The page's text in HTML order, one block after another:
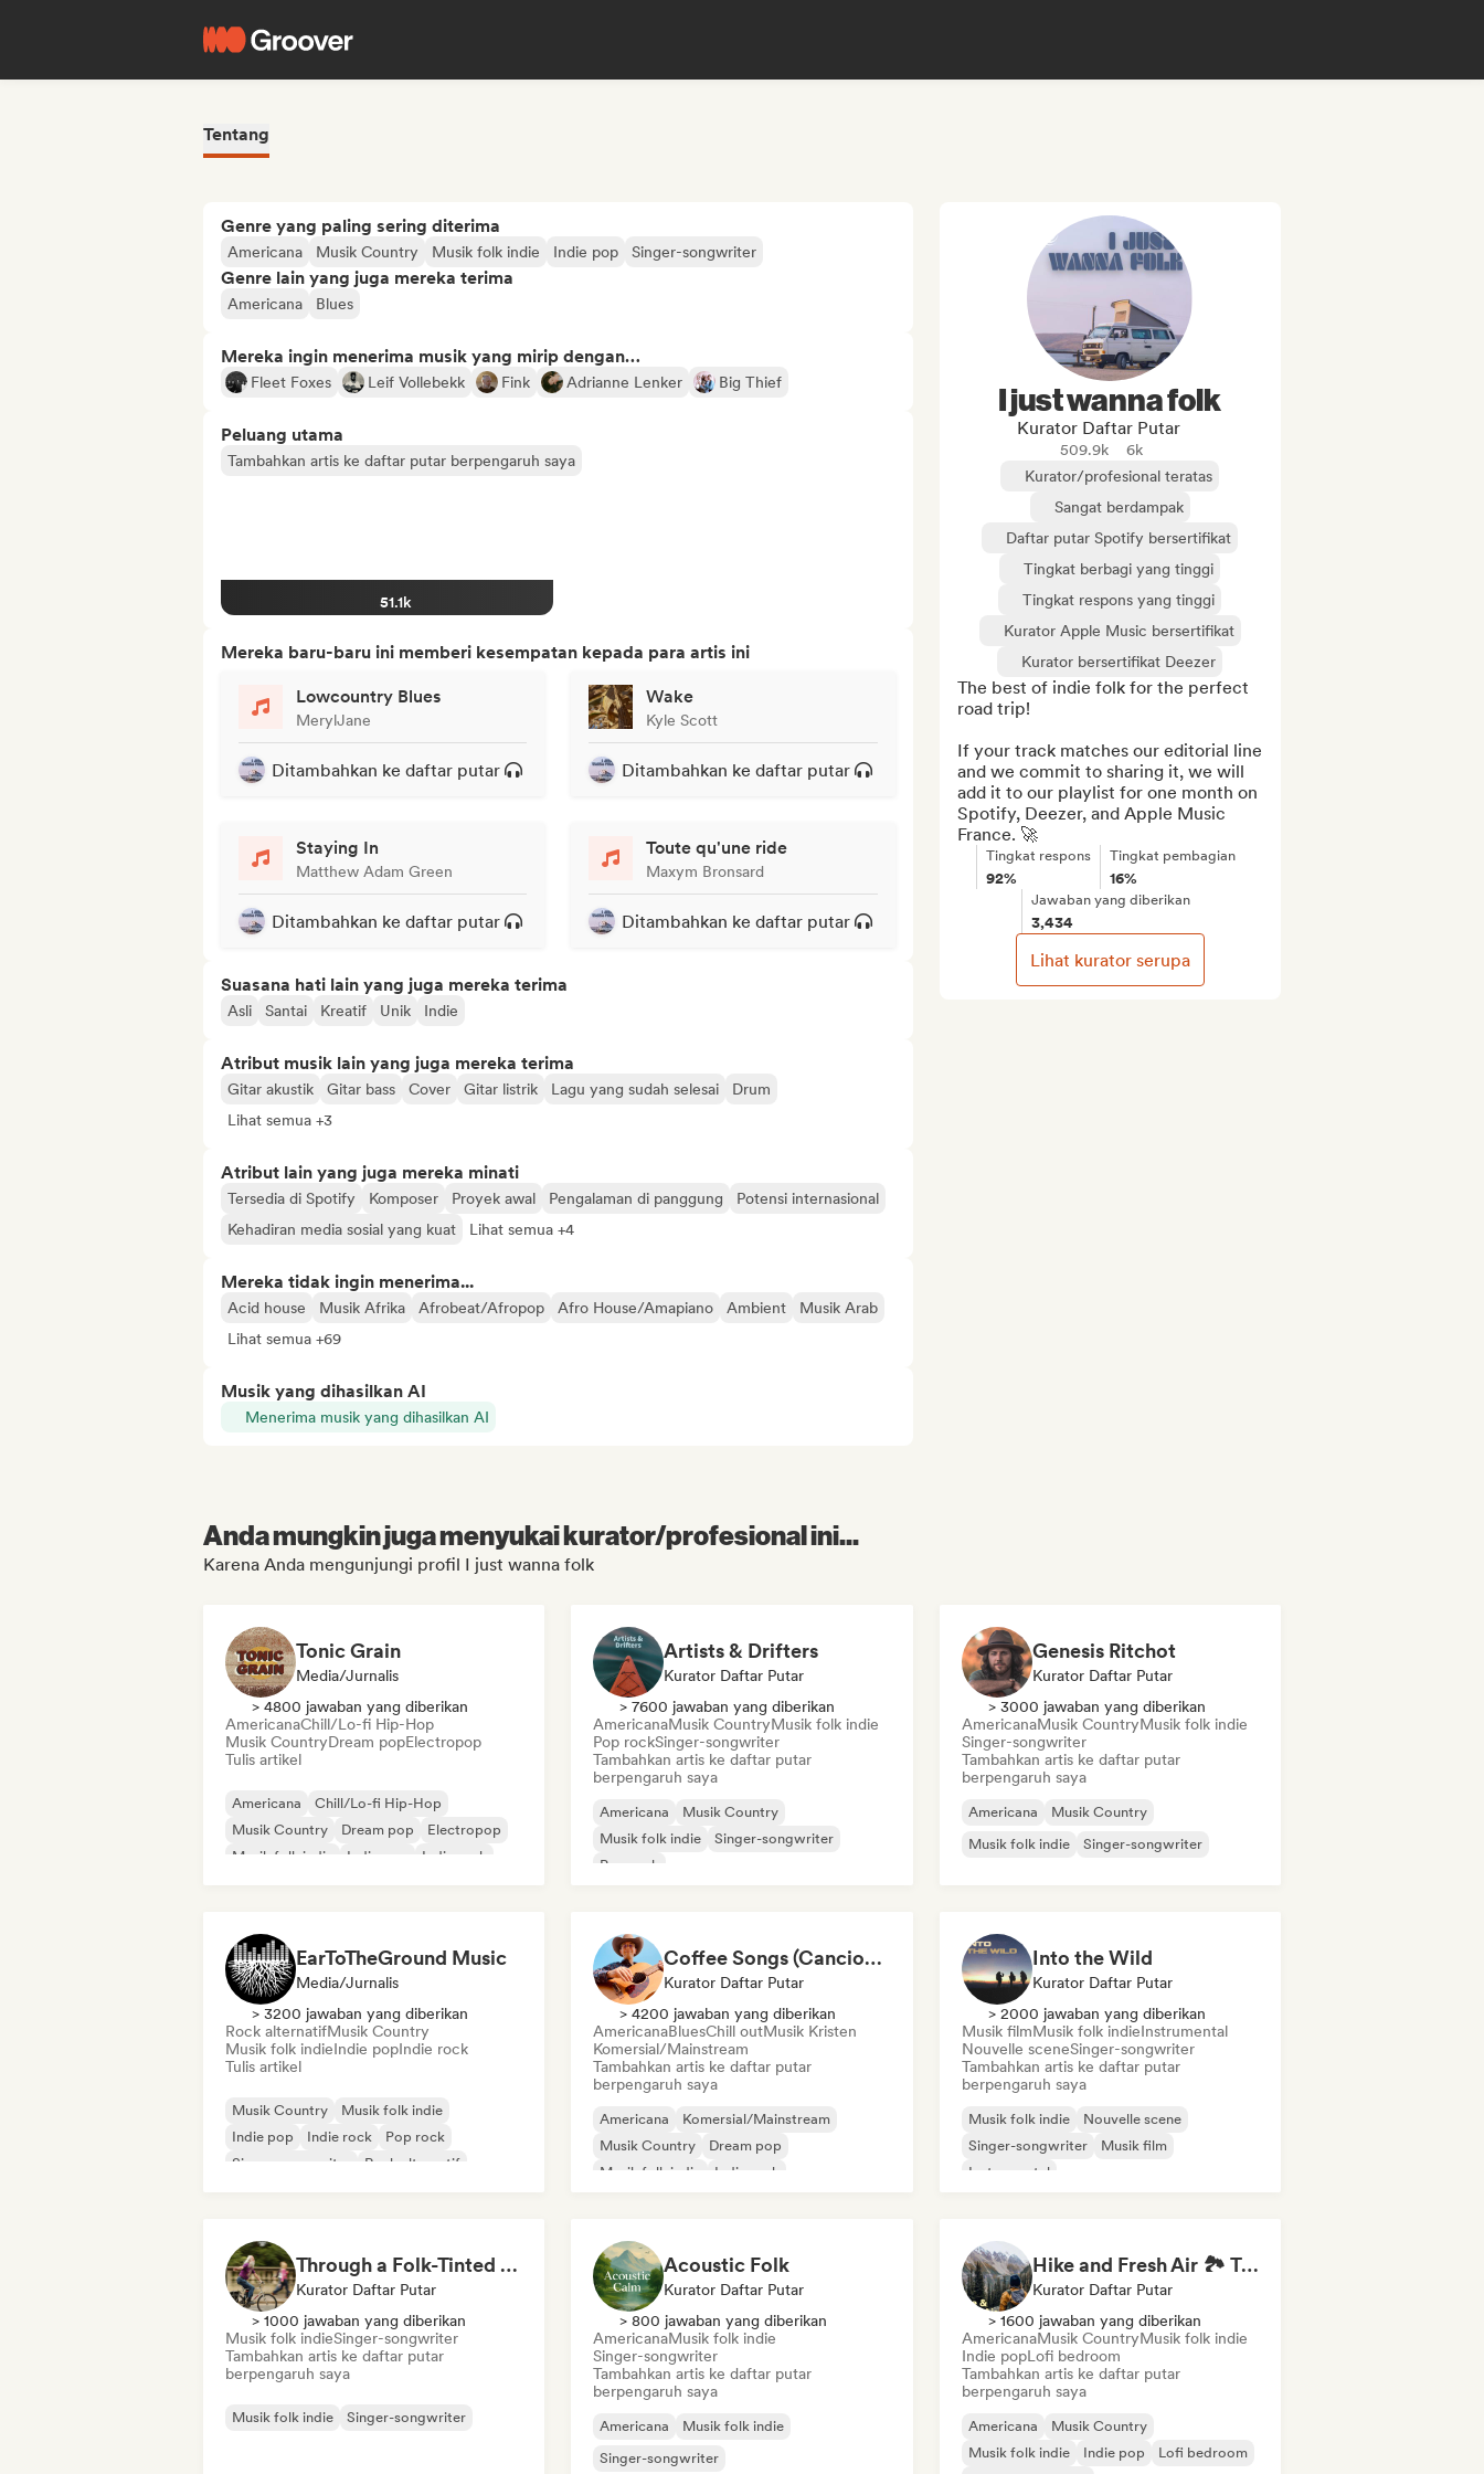
Tentang
Genre yang paling sering diterima
Americana Musik Country Musik folk indie Indie pop Singer-songwriter
Genre lain yang juga mereka terima
Americana Blues
Mereka ingin menerima musik yang mirip dengan…
Fleet Foxes Leif Vollebekk Fink Adrianne Lenker Big Thief
Peluang utama
Tambahkan artis ke daftar putar berpengaruh saya
51.1k
Mereka baru-baru ini memberi kesempatan kepada para artis ini
Lowcountry Blues
MerylJane
Ditambahkan ke daftar putar
Wake
Kyle Scott
Ditambahkan ke daftar putar
Staying In
Matthew Adam Green
Ditambahkan ke daftar putar
Toute qu'une ride
Maxym Bronsard
Ditambahkan ke daftar putar
Suasana hati lain yang juga mereka terima
Asli Santai Kreatif Unik Indie
Atribut musik lain yang juga mereka terima
Gitar akustik Gitar bass Cover Gitar listrik Lagu yang sudah selesai
Drum
Lihat semua +3
Atribut lain yang juga mereka minati
Tersedia di Spotify Komposer Proyek awal Pengalaman di panggung
Potensi internasional
Kehadiran media sosial yang kuat
Lihat semua +4
Mereka tidak ingin menerima...
Acid house Musik Afrika Afrobeat/Afropop Afro House/Amapiano Ambient
Musik Arab
Lihat semua +69
Musik yang dihasilkan AI
Menerima musik yang dihasilkan AI
I just wanna folk
Kurator Daftar Putar
509.9k
6k
Kurator/profesional teratas
Sangat berdampak
Daftar putar Spotify bersertifikat
Tingkat berbagi yang tinggi
Tingkat respons yang tinggi
Kurator Apple Music bersertifikat
Kurator bersertifikat Deezer
The best of indie folk for the perfect
road trip!
If your track matches our editorial line
and we commit to sharing it, we will
add it to our playlist for one month on
Spotify, Deezer, and Apple Music
France. 🚀
Tingkat respons
92%
Tingkat pembagian
16%
Jawaban yang diberikan
3,434
Lihat kurator serupa
Anda mungkin juga menyukai kurator/profesional ini...
Karena Anda mengunjungi profil I just wanna folk
Tonic Grain
Media/Jurnalis
> 4800 jawaban yang diberikan
AmericanaChill/Lo-fi Hip-Hop
Musik CountryDream popElectropop
Tulis artikel
Americana
Chill/Lo-fi Hip-Hop
Musik Country
Dream pop
Electropop
Musik folk indie
Indie pop Indie rock
Artists & Drifters
Kurator Daftar Putar
> 7600 jawaban yang diberikan
AmericanaMusik CountryMusik folk indie
Pop rockSinger-songwriter
Tambahkan artis ke daftar putar
berpengaruh saya
Americana
Musik Country
Musik folk indie
Singer-songwriter
Pop rock
Genesis Ritchot
Kurator Daftar Putar
> 3000 jawaban yang diberikan
AmericanaMusik CountryMusik folk indie
Singer-songwriter
Tambahkan artis ke daftar putar
berpengaruh saya
Americana
Musik Country
Musik folk indie
Singer-songwriter
EarToTheGround Music
Media/Jurnalis
> 3200 jawaban yang diberikan
Rock alternatifMusik Country
Musik folk indieIndie popIndie rock
Tulis artikel
Musik Country
Musik folk indie
Indie pop
Indie rock
Pop rock
Singer-songwriter
Rock alternatif
Coffee Songs (Canciones de café)
Kurator Daftar Putar
> 4200 jawaban yang diberikan
AmericanaBluesChill outMusik Kristen
Komersial/Mainstream
Tambahkan artis ke daftar putar
berpengaruh saya
Americana
Komersial/Mainstream
Musik Country
Dream pop
Musik folk indie
Indie rock
Into the Wild
Kurator Daftar Putar
> 2000 jawaban yang diberikan
Musik filmMusik folk indieInstrumental
Nouvelle sceneSinger-songwriter
Tambahkan artis ke daftar putar
berpengaruh saya
Musik folk indie
Nouvelle scene
Singer-songwriter
Musik film
Instrumental
Through a Folk-Tinted Glass
Kurator Daftar Putar
> 1000 jawaban yang diberikan
Musik folk indieSinger-songwriter
Tambahkan artis ke daftar putar
berpengaruh saya
Musik folk indie Singer-songwriter
Acoustic Folk
Kurator Daftar Putar
> 800 jawaban yang diberikan
AmericanaMusik folk indie
Singer-songwriter
Tambahkan artis ke daftar putar
berpengaruh saya
Americana
Musik folk indie
Singer-songwriter
Hike and Fresh Air 🏞️ Trail-Ready Indie Folk & Acoustic
Kurator Daftar Putar
> 1600 jawaban yang diberikan
AmericanaMusik CountryMusik folk indie
Indie popLofi bedroom
Tambahkan artis ke daftar putar
berpengaruh saya
Americana
Musik Country
Musik folk indie
Indie pop
Lofi bedroom